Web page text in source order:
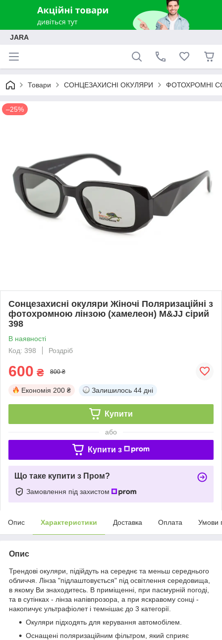
JARA
Товари СОНЦЕЗАХИСНІ ОКУЛЯРИ ФОТОХРОМНІ
–25%
Сонцезахисні окуляри Жіночі Поляризаційні з
фотохромною лінзою (хамелеон) M&JJ сірий
398
В наявності
Код: 398
Роздріб
600 ₴ 800 ₴
Економія 200 ₴ Залишилось 44 дні
Купити
або
Купити з
Що таке купити з Пром?
Замовлення під захистом
Опис Характеристики Доставка Оплата Умови
Опис
Трендові окуляри, підійдуть на середнє та меньш середнього
обличчя. Лінза "підлаштовується" під освітлення середовища,
в якому Ви знаходитесь. В приміщенні, при пасмурній погоді,
та в сутінках - лінза напівпрозора, а при яскравому сонці -
накопичує ультрафіолет і темнішає до 3 категорії.
Окуляри підходять для керування автомобілем.
Оснащені поляризаційним фільтром, який сприяє